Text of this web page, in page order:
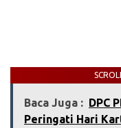
Baca Juga : DPC
Peringati Hari